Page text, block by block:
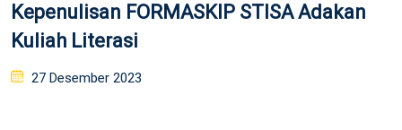
Kepenulisan FORMASKIP STISA Adakan
Kuliah Literasi
Posted
27 Desember 2023